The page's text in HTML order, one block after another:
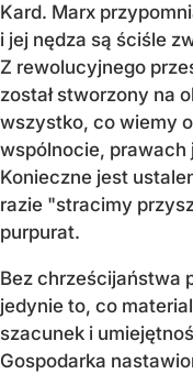
Kard. Marx
i jej nędza są ściśle
Z rewolucyjnego
został stworzony na
wszystko, co wiemy
wspólnocie, prawach
Konieczne jest
razie "stracimy
purpurat.
Bez chrześcijaństwa
jedynie to, co
szacunek i
Gospodarka